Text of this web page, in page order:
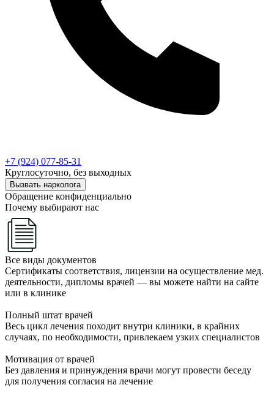
+7 (924) 077-85-31
Круглосуточно, без выходных
Вызвать нарколога
Обращение конфиденциально
Почему выбирают нас
Все виды документов
Сертификаты соответствия, лицензии на осуществление мед.
деятельности, дипломы врачей — вы можете найти на сайте
или в клинике
Полный штат врачей
Весь цикл лечения походит внутри клиники, в крайних
случаях, по необходимости, привлекаем узких специалистов
Мотивация от врачей
Без давления и принуждения врачи могут провести беседу
для получения согласия на лечение